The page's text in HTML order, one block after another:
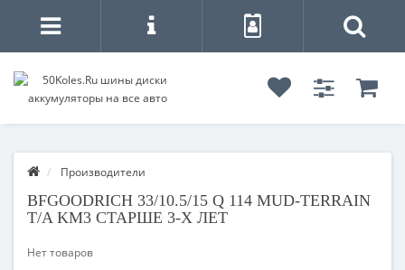
Производители
BFGOODRICH 33/10.5/15 Q 114 MUD-TERRAIN
T/A KM3 СТАРШЕ 3-Х ЛЕТ
Нет товаров